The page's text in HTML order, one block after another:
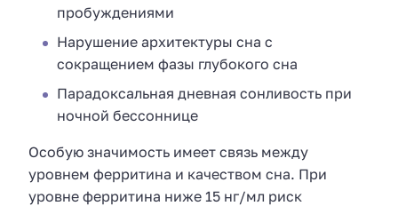
пробуждениями
Нарушение архитектуры сна с
сокращением фазы глубокого сна
Парадоксальная дневная сонливость при
ночной бессоннице
Особую значимость имеет связь между
уровнем ферритина и качеством сна. При
уровне ферритина ниже 15 нг/мл риск